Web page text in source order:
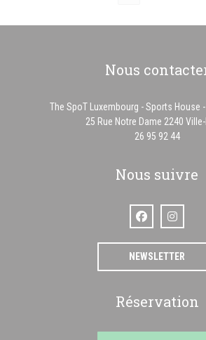
Nous
The SpoT Luxembourg - Sports House
25 Rue Notre Dame 2240
26 95 92 44
Nous suivre
Facebook
NEWSLETTER
Réservation